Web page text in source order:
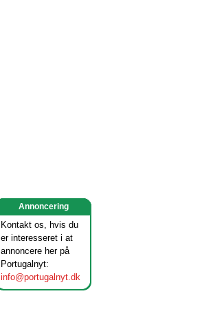
Annoncering
Kontakt os, hvis du
er interesseret i at
annoncere her på
Portugalnyt:
info@portugalnyt.dk